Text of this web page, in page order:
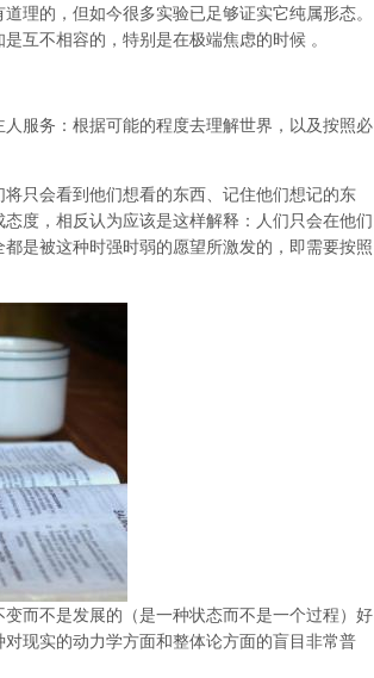
理的，但如今很多实验已足够证实它纯属形态。
互不相容的，特别是在极端焦虑的时候 。
服务：根据可能的程度去理解世界，以及按照必
只会看到他们想看的东西、记住他们想记的东
度，相反认为应该是这样解释：人们只会在他们
是被这种时强时弱的愿望所激发的，即需要按照
而不是发展的（是一种状态而不是一个过程）好
现实的动力学方面和整体论方面的盲目非常普